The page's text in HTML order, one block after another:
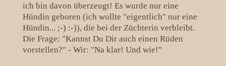
ich bin davon überzeugt! Es wurde nur eine
Hündin geboren (ich wollte "eigentlich" nur eine
Hündin... ;-) :-)), die bei der Züchterin verbleibt.
Die Frage: "Kannst Du Dir auch einen Rüden
vorstellen?" - Wir: "Na klar! Und wie!"